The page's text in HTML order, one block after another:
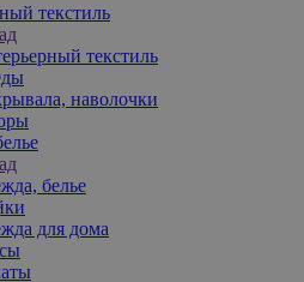
текстиль
текстиль
наволочки
белье
для дома